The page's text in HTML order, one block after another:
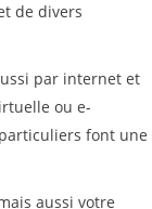
de divers
par internet et
ou e-
font une
aussi votre